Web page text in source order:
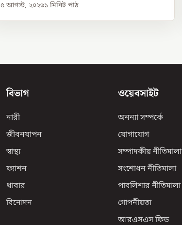
৫ আগস্ট, ২০২৬১ মিনিট পাঠ
বিভাগ
নারী
জীবনযাপন
স্বাস্থ্য
ফ্যাশন
খাবার
বিনোদন
ওয়েবসাইট
অনন্যা সম্পর্কে
যোগাযোগ
সম্পাদকীয় নীতিমালা
সংশোধন নীতিমালা
পাবলিশার নীতিমালা
গোপনীয়তা
আরএসএস ফিড